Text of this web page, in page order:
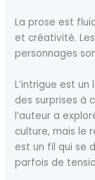
La prose est
et créativité.
personnages
L’intrigue est
des surprises à
l’auteur a
culture, mais le
est un fil qui se
parfois de